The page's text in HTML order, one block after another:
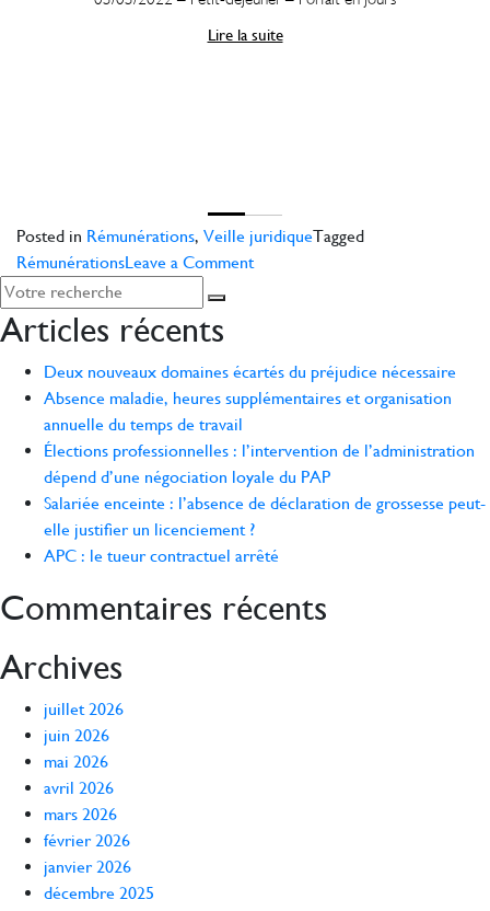
Lire la suite
Posted in Rémunérations, Veille juridiqueTagged
RémunérationsLeave a Commenton
faveur
du
d’achat
Articles récents
Deux nouveaux domaines écartés du préjudice nécessaire
Absence maladie, heures supplémentaires et organisation
annuelle du temps de travail
Élections professionnelles : l’intervention de l’administration
dépend d’une négociation loyale du PAP
Salariée enceinte : l’absence de déclaration de grossesse peut-
elle justifier un licenciement ?
APC : le tueur contractuel arrêté
Commentaires récents
Archives
juillet 2026
juin 2026
mai 2026
avril 2026
mars 2026
février 2026
janvier 2026
décembre 2025